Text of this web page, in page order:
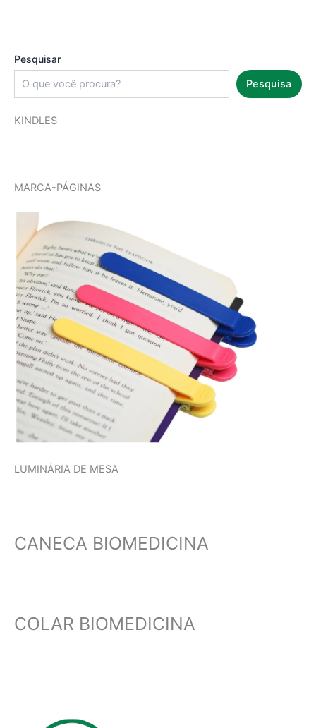
Pesquisar
Pesquisa
KINDLES
MARCA-PÁGINAS
LUMINÁRIA DE MESA
CANECA BIOMEDICINA
COLAR BIOMEDICINA